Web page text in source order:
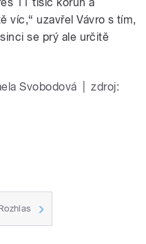
víc,“ uzavřel Vávro s tím,
se prý ale určitě
Svobodová
zdroj: